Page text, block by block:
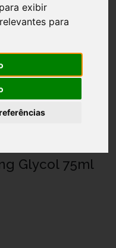
para exibir
para
Glycol 75ml